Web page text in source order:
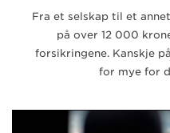
Fra et selskap til et
på over 12 000
forsikringene. Kanskje
for mye for